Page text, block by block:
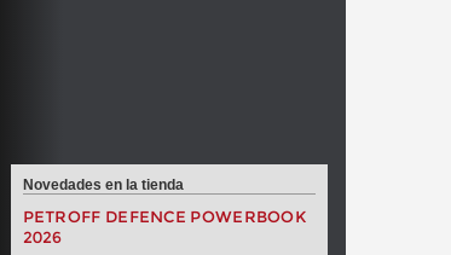
Novedades en la tienda
PETROFF DEFENCE POWERBOOK
2026